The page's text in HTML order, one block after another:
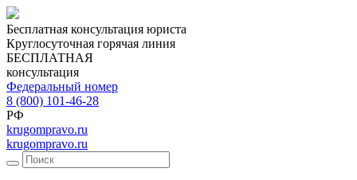
Бесплатная консультация юриста
Круглосуточная горячая линия
БЕСПЛАТНАЯ
консультация
Федеральный номер
8 (800) 101-46-28
РФ
krugompravo.ru
krugompravo.ru